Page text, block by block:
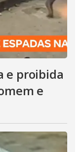
e proibida
e